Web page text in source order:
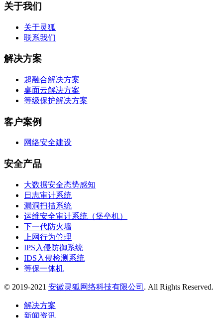
关于我们
关于灵狐
联系我们
解决方案
超融合解决方案
桌面云解决方案
等级保护解决方案
客户案例
网络安全建设
安全产品
大数据安全态势感知
日志审计系统
漏洞扫描系统
运维安全审计系统（堡垒机）
下一代防火墙
上网行为管理
IPS入侵防御系统
IDS入侵检测系统
等保一体机
© 2019-2021 安徽灵狐网络科技有限公司 . All Rights Reserved.
解决方案
新闻资讯